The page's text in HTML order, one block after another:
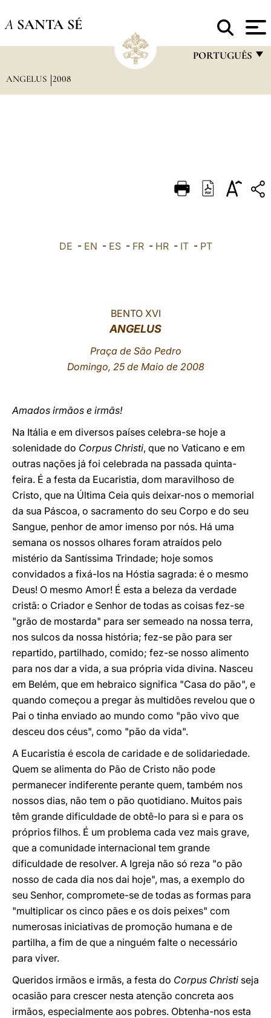
A SANTA SÉ
PORTUGUÊS
DEUTSCH
العربيّة
ANGELUS 2008
DE - EN - ES- FR- HR- IT- PT
BENTO XVI
ANGELUS
Praça de São Pedro
Domingo, 25 de Maio de 2008
Amados irmãos e irmãs!
Na Itália e em diversos países celebra-se hoje a
solenidade do Corpus Christi, que no Vaticano e em
outras nações já foi celebrada na passada quinta-
feira. É a festa da Eucaristia, dom maravilhoso de
Cristo, que na Última Ceia quis deixar-nos o memorial
da sua Páscoa, o sacramento do seu Corpo e do seu
Sangue, penhor de amor imenso por nós. Há uma
semana os nossos olhares foram atraídos pelo
mistério da Santíssima Trindade; hoje somos
convidados a fixá-los na Hóstia sagrada: é o mesmo
Deus! O mesmo Amor! É esta a beleza da verdade
cristã: o Criador e Senhor de todas as coisas fez-se
"grão de mostarda" para ser semeado na nossa terra,
nos sulcos da nossa história; fez-se pão para ser
repartido, partilhado, comido; fez-se nosso alimento
para nos dar a vida, a sua própria vida divina. Nasceu
em Belém, que em hebraico significa "Casa do pão", e
quando começou a pregar às multidões revelou que o
Pai o tinha enviado ao mundo como "pão vivo que
desceu dos céus", como "pão da vida".
A Eucaristia é escola de caridade e de solidariedade.
Quem se alimenta do Pão de Cristo não pode
permanecer indiferente perante quem, também nos
nossos dias, não tem o pão quotidiano. Muitos pais
têm grande dificuldade de obtê-lo para si e para os
próprios filhos. É um problema cada vez mais grave,
que a comunidade internacional tem grande
dificuldade de resolver. A Igreja não só reza "o pão
nosso de cada dia nos dai hoje", mas, a exemplo do
seu Senhor, compromete-se de todas as formas para
"multiplicar os cinco pães e os dois peixes" com
numerosas iniciativas de promoção humana e de
partilha, a fim de que a ninguém falte o necessário
para viver.
Queridos irmãos e irmãs, a festa do Corpus Christi seja
ocasião para crescer nesta atenção concreta aos
irmãos, especialmente aos pobres. Obtenha-nos esta